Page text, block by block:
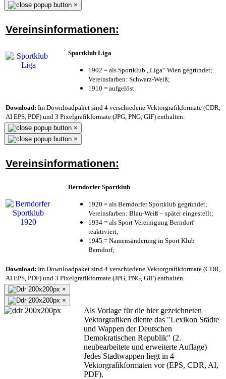
×
Vereinsinformationen:
Sportklub Liga
1902 = als Sportklub „Liga“ Wien gegründet;
Vereinsfarben: Schwarz-Weiß;
1910 = aufgelöst
Download: Im Downloadpaket sind 4 verschiedene Vektorgrafikformate (CDR,
AI EPS, PDF) und 3 Pixelgrafikformate (JPG, PNG, GIF) enthalten.
×
×
Vereinsinformationen:
Berndorfer Sportklub
1920 = als Berndorfer Sportklub gegründet;
Vereinsfarben: Blau-Weiß – später eingestellt;
1934 = als Sport Vereinigung Berndorf
reaktiviert;
1945 = Namensänderung in Sport Klub
Berndorf;
Download: Im Downloadpaket sind 4 verschiedene Vektorgrafikformate (CDR,
AI EPS, PDF) und 3 Pixelgrafikformate (JPG, PNG, GIF) enthalten.
×
×
Als Vorlage für die hier gezeichneten
Vektorgrafiken diente das "Lexikon Städte
und Wappen der Deutschen
Demokratischen Republik" (2.
neubearbeitete und erweiterte Auflage)
Jedes Stadtwappen liegt in 4
Vektorgrafikformaten vor (EPS, CDR, AI,
PDF).